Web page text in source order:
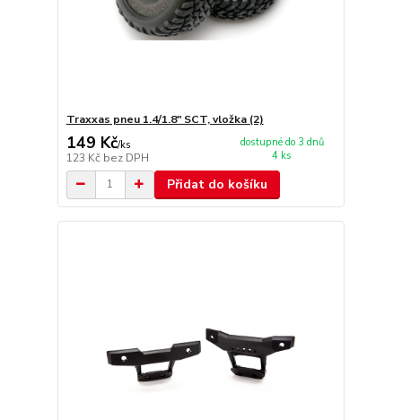
Traxxas pneu 1.4/1.8" SCT, vložka (2)
149 Kč/ks
123 Kč bez DPH
dostupné do 3 dnů
4 ks
Přidat do košíku